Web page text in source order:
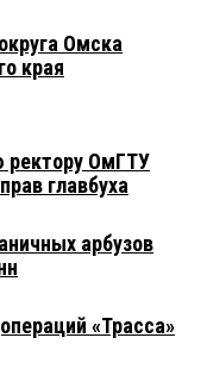
Омска
края
ректору ОмГТУ
главбуха
арбузов
«Трасса»